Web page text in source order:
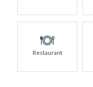
Restaurant